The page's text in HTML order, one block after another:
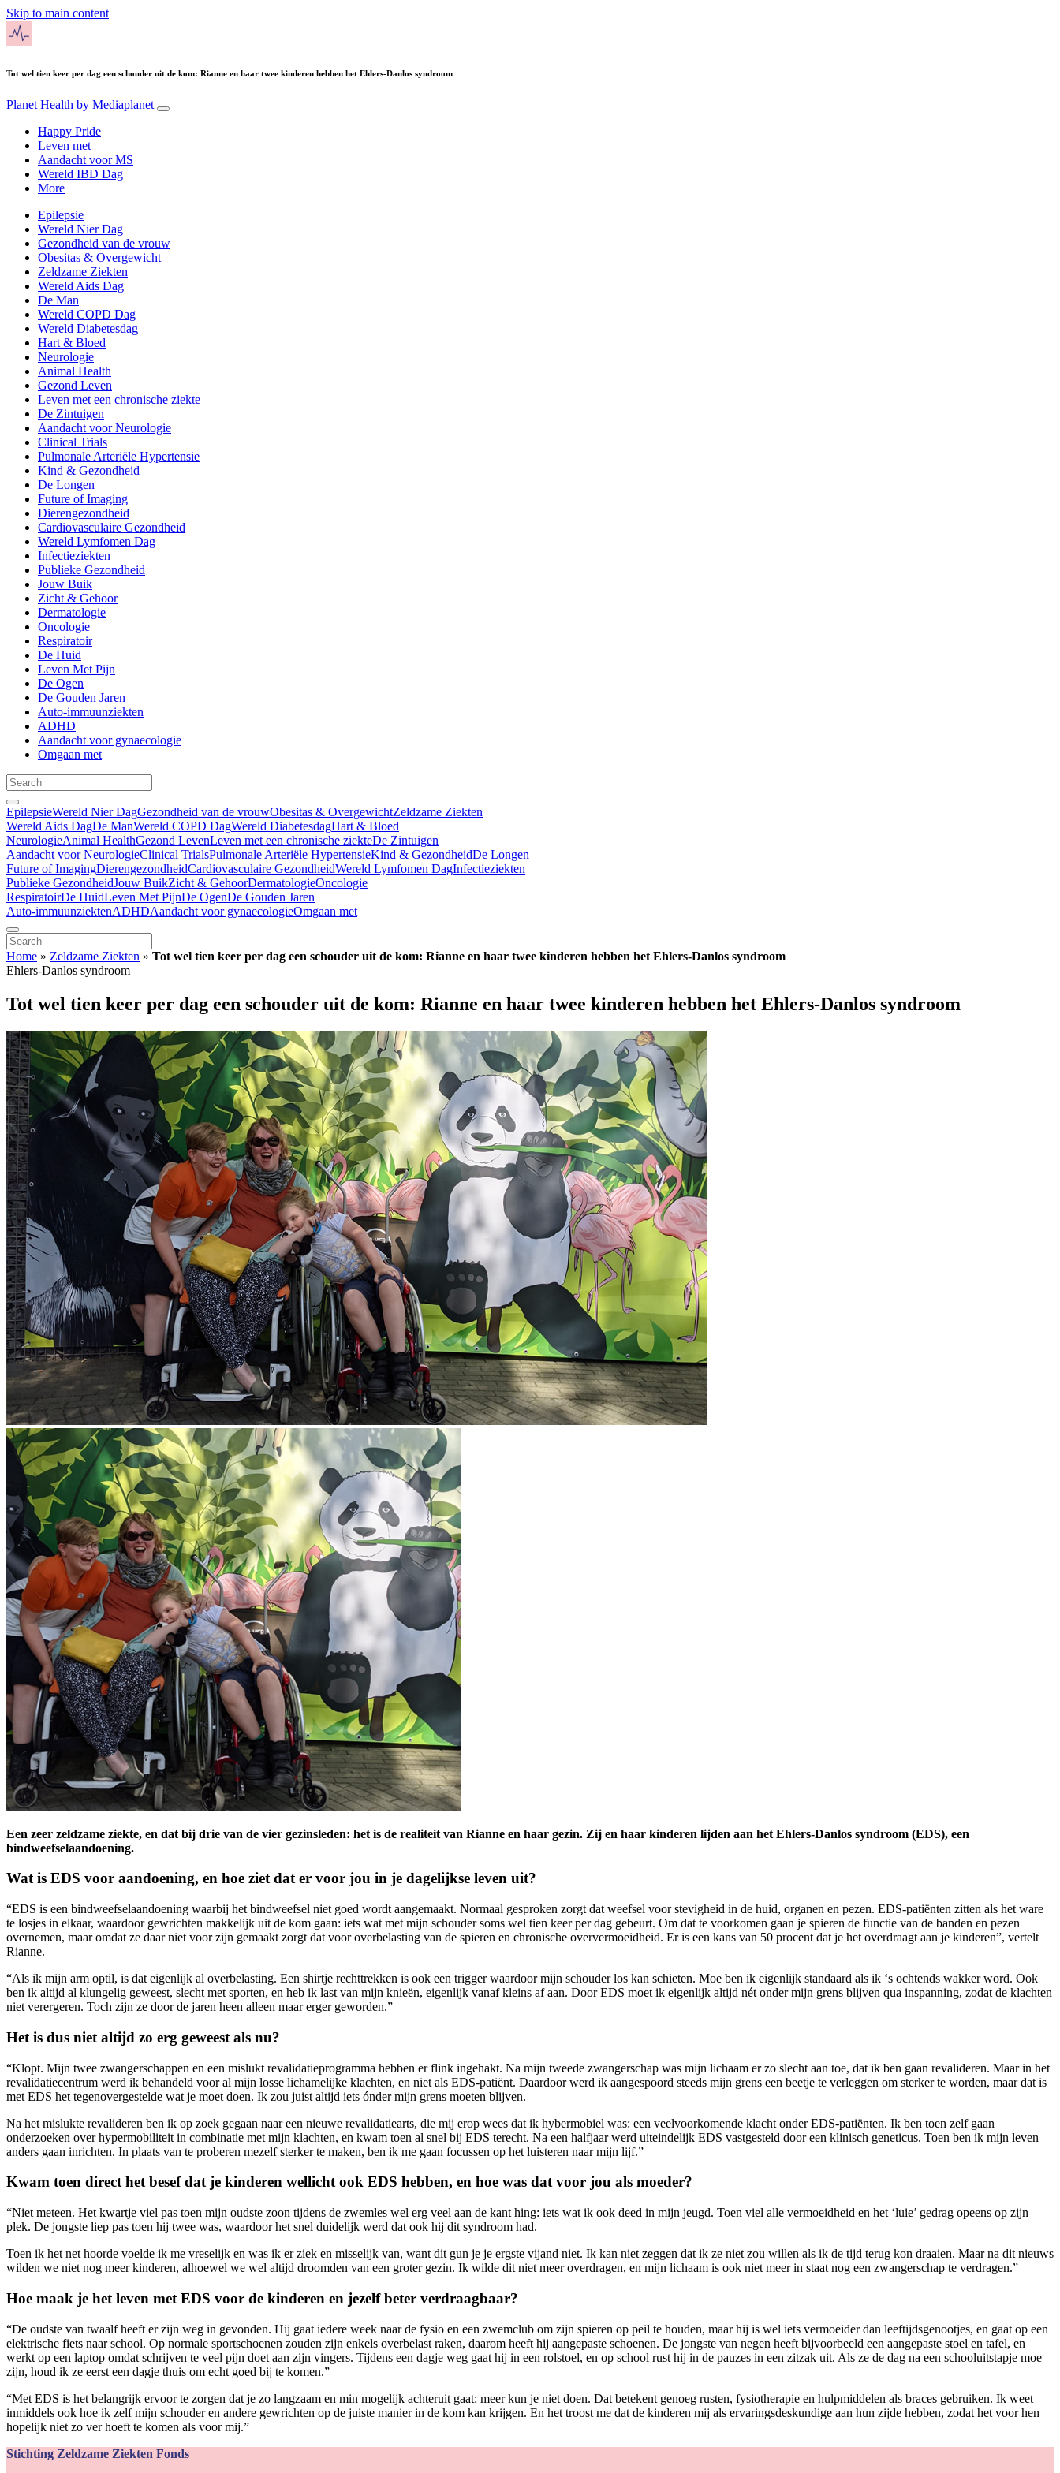
Skip to main content
Tot wel tien keer per dag een schouder uit de kom: Rianne en haar twee kinderen hebben het Ehlers-Danlos syndroom
Planet Health by Mediaplanet
Happy Pride
Leven met
Aandacht voor MS
Wereld IBD Dag
More
Epilepsie
Wereld Nier Dag
Gezondheid van de vrouw
Obesitas & Overgewicht
Zeldzame Ziekten
Wereld Aids Dag
De Man
Wereld COPD Dag
Wereld Diabetesdag
Hart & Bloed
Neurologie
Animal Health
Gezond Leven
Leven met een chronische ziekte
De Zintuigen
Aandacht voor Neurologie
Clinical Trials
Pulmonale Arteriële Hypertensie
Kind & Gezondheid
De Longen
Future of Imaging
Dierengezondheid
Cardiovasculaire Gezondheid
Wereld Lymfomen Dag
Infectieziekten
Publieke Gezondheid
Jouw Buik
Zicht & Gehoor
Dermatologie
Oncologie
Respiratoir
De Huid
Leven Met Pijn
De Ogen
De Gouden Jaren
Auto-immuunziekten
ADHD
Aandacht voor gynaecologie
Omgaan met
EpilepsieWereld Nier DagGezondheid van de vrouwObesitas & OvergewichtZeldzame Ziekten
Wereld Aids DagDe ManWereld COPD DagWereld DiabetesdagHart & Bloed
NeurologieAnimal HealthGezond LevenLeven met een chronische ziekteDe Zintuigen
Aandacht voor NeurologieClinical TrialsPulmonale Arteriële HypertensieKind & GezondheidDe Longen
Future of ImagingDierengezondheidCardiovasculaire GezondheidWereld Lymfomen DagInfectieziekten
Publieke GezondheidJouw BuikZicht & GehoorDermatologieOncologie
RespiratoirDe HuidLeven Met PijnDe OgenDe Gouden Jaren
Auto-immuunziektenADHDAandacht voor gynaecologieOmgaan met
Home » Zeldzame Ziekten » Tot wel tien keer per dag een schouder uit de kom: Rianne en haar twee kinderen hebben het Ehlers-Danlos syndroom
Ehlers-Danlos syndroom
Tot wel tien keer per dag een schouder uit de kom: Rianne en haar twee kinderen hebben het Ehlers-Danlos syndroom
Een zeer zeldzame ziekte, en dat bij drie van de vier gezinsleden: het is de realiteit van Rianne en haar gezin. Zij en haar kinderen lijden aan het Ehlers-Danlos syndroom (EDS), een
bindweefselaandoening.
Wat is EDS voor aandoening, en hoe ziet dat er voor jou in je dagelijkse leven uit?
“EDS is een bindweefselaandoening waarbij het bindweefsel niet goed wordt aangemaakt. Normaal gesproken zorgt dat weefsel voor stevigheid in de huid, organen en pezen. EDS-patiënten zitten als het ware
te losjes in elkaar, waardoor gewrichten makkelijk uit de kom gaan: iets wat met mijn schouder soms wel tien keer per dag gebeurt. Om dat te voorkomen gaan je spieren de functie van de banden en pezen
overnemen, maar omdat ze daar niet voor zijn gemaakt zorgt dat voor overbelasting van de spieren en chronische oververmoeidheid. Er is een kans van 50 procent dat je het overdraagt aan je kinderen”, vertelt
Rianne.
“Als ik mijn arm optil, is dat eigenlijk al overbelasting. Een shirtje rechttrekken is ook een trigger waardoor mijn schouder los kan schieten. Moe ben ik eigenlijk standaard als ik ‘s ochtends wakker word. Ook
ben ik altijd al klungelig geweest, slecht met sporten, en heb ik last van mijn knieën, eigenlijk vanaf kleins af aan. Door EDS moet ik eigenlijk altijd nét onder mijn grens blijven qua inspanning, zodat de klachten
niet verergeren. Toch zijn ze door de jaren heen alleen maar erger geworden.”
Het is dus niet altijd zo erg geweest als nu?
“Klopt. Mijn twee zwangerschappen en een mislukt revalidatieprogramma hebben er flink ingehakt. Na mijn tweede zwangerschap was mijn lichaam er zo slecht aan toe, dat ik ben gaan revalideren. Maar in het
revalidatiecentrum werd ik behandeld voor al mijn losse lichamelijke klachten, en niet als EDS-patiënt. Daardoor werd ik aangespoord steeds mijn grens een beetje te verleggen om sterker te worden, maar dat is
met EDS het tegenovergestelde wat je moet doen. Ik zou juist altijd iets ónder mijn grens moeten blijven.
Na het mislukte revalideren ben ik op zoek gegaan naar een nieuwe revalidatiearts, die mij erop wees dat ik hybermobiel was: een veelvoorkomende klacht onder EDS-patiënten. Ik ben toen zelf gaan
onderzoeken over hypermobiliteit in combinatie met mijn klachten, en kwam toen al snel bij EDS terecht. Na een halfjaar werd uiteindelijk EDS vastgesteld door een klinisch geneticus. Toen ben ik mijn leven
anders gaan inrichten. In plaats van te proberen mezelf sterker te maken, ben ik me gaan focussen op het luisteren naar mijn lijf.”
Kwam toen direct het besef dat je kinderen wellicht ook EDS hebben, en hoe was dat voor jou als moeder?
“Niet meteen. Het kwartje viel pas toen mijn oudste zoon tijdens de zwemles wel erg veel aan de kant hing: iets wat ik ook deed in mijn jeugd. Toen viel alle vermoeidheid en het ‘luie’ gedrag opeens op zijn
plek. De jongste liep pas toen hij twee was, waardoor het snel duidelijk werd dat ook hij dit syndroom had.
Toen ik het net hoorde voelde ik me vreselijk en was ik er ziek en misselijk van, want dit gun je je ergste vijand niet. Ik kan niet zeggen dat ik ze niet zou willen als ik de tijd terug kon draaien. Maar na dit nieuws
wilden we niet nog meer kinderen, alhoewel we wel altijd droomden van een groter gezin. Ik wilde dit niet meer overdragen, en mijn lichaam is ook niet meer in staat nog een zwangerschap te verdragen.”
Hoe maak je het leven met EDS voor de kinderen en jezelf beter verdraagbaar?
“De oudste van twaalf heeft er zijn weg in gevonden. Hij gaat iedere week naar de fysio en een zwemclub om zijn spieren op peil te houden, maar hij is wel iets vermoeider dan leeftijdsgenootjes, en gaat op een
elektrische fiets naar school. Op normale sportschoenen zouden zijn enkels overbelast raken, daarom heeft hij aangepaste schoenen. De jongste van negen heeft bijvoorbeeld een aangepaste stoel en tafel, en
werkt op een laptop omdat schrijven te veel pijn doet aan zijn vingers. Tijdens een dagje weg gaat hij in een rolstoel, en op school rust hij in de pauzes in een zitzak uit. Als ze de dag na een schooluitstapje moe
zijn, houd ik ze eerst een dagje thuis om echt goed bij te komen.”
“Met EDS is het belangrijk ervoor te zorgen dat je zo langzaam en min mogelijk achteruit gaat: meer kun je niet doen. Dat betekent genoeg rusten, fysiotherapie en hulpmiddelen als braces gebruiken. Ik weet
inmiddels ook hoe ik zelf mijn schouder en andere gewrichten op de juiste manier in de kom kan krijgen. En het troost me dat de kinderen mij als ervaringsdeskundige aan hun zijde hebben, zodat het voor hen
hopelijk niet zo ver hoeft te komen als voor mij.”
Stichting Zeldzame Ziekten Fonds